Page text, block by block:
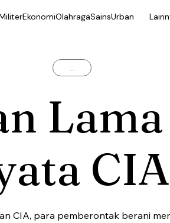
EkonomiOlahragaSainsUrban
...
Lama
CIA
CIA, para pemberontak berani